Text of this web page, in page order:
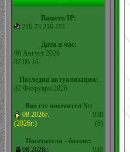
Вашето IP:
216.73.216.151
Дата и час:
06 Август 2026
02:06:16
Последна актуализация:
02 Февруари 2026
Вие сте посетител №:
08.2026г.
938
(2026г.)
(0)
Посетители - ботове:
08.2026г.
938